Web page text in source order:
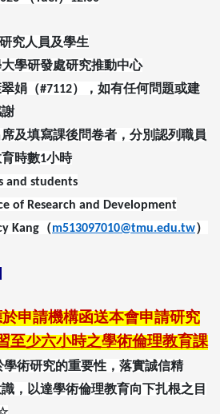
究人員及學生
學研發處研究推動中心
娟（#7112），如有任何問題或建
及填寫課後問卷者，分別認列職員
時數1小時
and students
of Research and Development
Kang （m513097010@tmu.edu.tw）
申請機構函送本會申請研究
至少六小時之學術倫理教育課
學術研究的重要性，落實誠信精
，以達學術倫理教育向下扎根之目